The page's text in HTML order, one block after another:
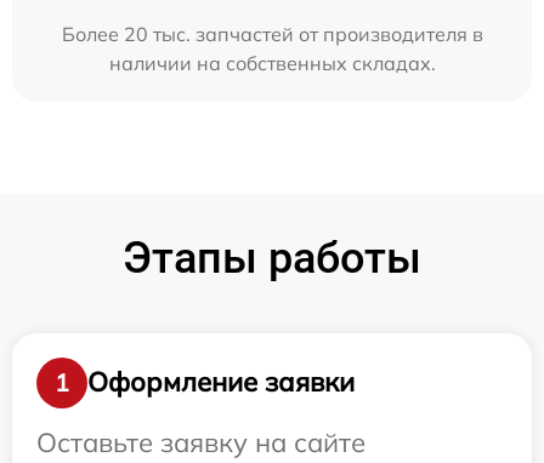
Более 20 тыс. запчастей от производителя в
наличии на собственных складах.
Этапы работы
1
Оформление заявки
Оставьте заявку на сайте